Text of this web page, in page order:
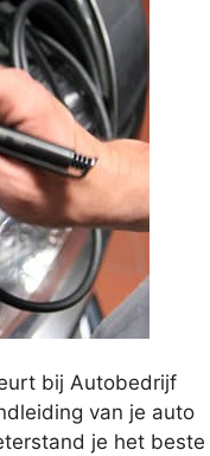
bij Autobedrijf
van je auto
je het beste